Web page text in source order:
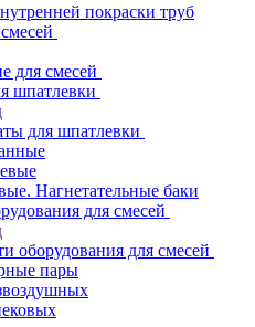
покраски труб
для смесей
шпатлевки
для шпатлевки
Нагнетательные баки
для смесей
оборудования для смесей
пары